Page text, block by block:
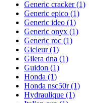
Generic cracker(1)
Generic epico (1)
Generic ideo (1)
Generic onyx (1)
Generic roc (1)
Gicleur(1)
Gilera dna (1)
Guidon (1)
Honda (1)
Honda nsc50r(1)
Hydraulique (1)